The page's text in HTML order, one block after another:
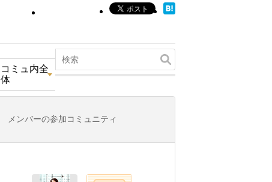
コミュ内全
体
メンバーの参加コミュニティ